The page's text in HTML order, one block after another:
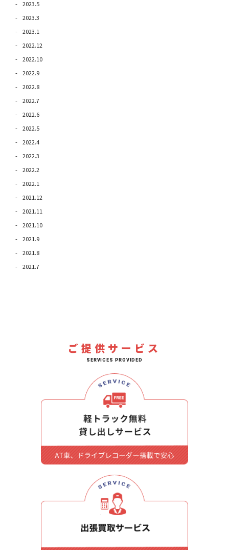
2023.5
2023.3
2023.1
2022.12
2022.10
2022.9
2022.8
2022.7
2022.6
2022.5
2022.4
2022.3
2022.2
2022.1
2021.12
2021.11
2021.10
2021.9
2021.8
2021.7
ご提供サービス